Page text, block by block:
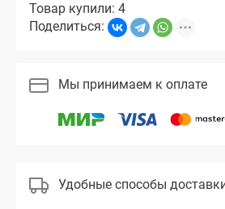
Товар купили: 4
Поделиться:
Мы принимаем к оплате
Удобные способы